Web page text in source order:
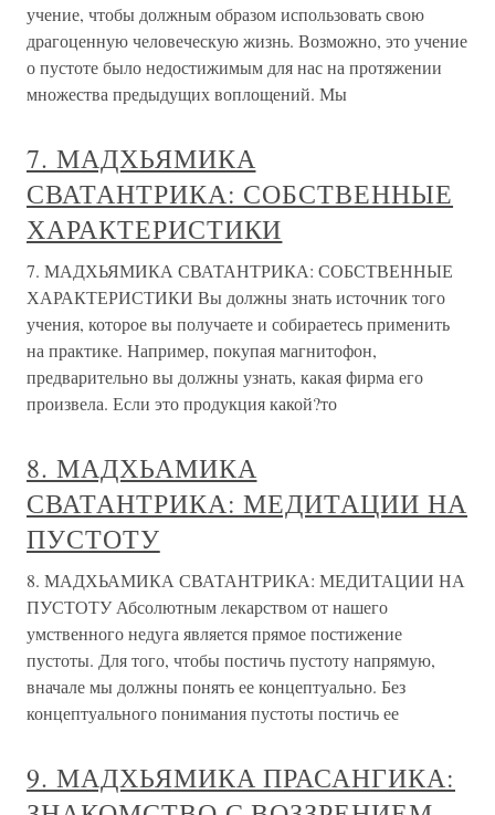
учение, чтобы должным образом использовать свою
драгоценную человеческую жизнь. Возможно, это учение
о пустоте было недостижимым для нас на протяжении
множества предыдущих воплощений. Мы
7. МАДХЬЯМИКА
СВАТАНТРИКА: СОБСТВЕННЫЕ
ХАРАКТЕРИСТИКИ
7. МАДХЬЯМИКА СВАТАНТРИКА: СОБСТВЕННЫЕ
ХАРАКТЕРИСТИКИ Вы должны знать источник того
учения, которое вы получаете и собираетесь применить
на практике. Например, покупая магнитофон,
предварительно вы должны узнать, какая фирма его
произвела. Если это продукция какой?то
8. МАДХЬАМИКА
СВАТАНТРИКА: МЕДИТАЦИИ НА
ПУСТОТУ
8. МАДХЬАМИКА СВАТАНТРИКА: МЕДИТАЦИИ НА
ПУСТОТУ Абсолютным лекарством от нашего
умственного недуга является прямое постижение
пустоты. Для того, чтобы постичь пустоту напрямую,
вначале мы должны понять ее концептуально. Без
концептуального понимания пустоты постичь ее
9. МАДХЬЯМИКА ПРАСАНГИКА: